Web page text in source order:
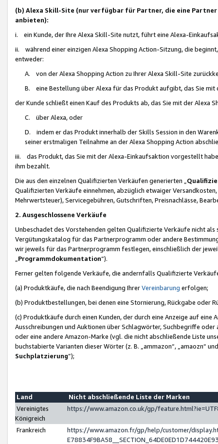
(b) Alexa Skill-Site (nur verfügbar für Partner, die eine
anbieten):
i. ein Kunde, der Ihre Alexa Skill-Site nutzt, führt eine Alexa-
ii. während einer einzigen Alexa Shopping Action-Sitzung, die
entweder:
A. von der Alexa Shopping Action zu Ihrer Alexa Skill-Site
B. eine Bestellung über Alexa für das Produkt aufgibt, das Sie mit
der Kunde schließt einen Kauf des Produkts ab, das Sie mit der Alexa
C. über Alexa, oder
D. indem er das Produkt innerhalb der Skills Session in den
seiner erstmaligen Teilnahme an der Alexa Shopping Action
iii. das Produkt, das Sie mit der Alexa-Einkaufsaktion vorgestellt
ihm bezahlt.
Die aus den einzelnen Qualifizierten Verkäufen generierten „
Qualifizierten Verkäufe einnehmen, abzüglich etwaiger
Mehrwertsteuer), Servicegebühren, Gutschriften, Preisnachlässe,
2. Ausgeschlossene Verkäufe
Unbeschadet des Vorstehenden gelten Qualifizierte Verkäufe nicht
Vergütungskatalog für das Partnerprogramm oder andere
wir jeweils für das Partnerprogramm festlegen, einschließlich der
Programmdokumentation“).
Ferner gelten folgende Verkäufe, die andernfalls Qualifizierte
(a) Produktkäufe, die nach Beendigung IhrerVereinbarung erfolgen;
(b) Produktbestellungen, bei denen eine Stornierung, Rückgabe oder
(c) Produktkäufe durch einen Kunden, der durch eine Anzeige auf
Ausschreibungen und Auktionen über Schlagwörter, Suchbegriffe
oder eine andere Amazon-Marke (vgl. die nicht abschließende Liste
buchstabierte Varianten dieser Wörter (z. B. „ammazon“, „amaozn“
Suchplatzierung”);
Land
Nicht abschließende Liste der Marken
Vereinigtes
Königreich
https://www.amazon.co.uk/gp/
Frankreich
https://www.amazon.fr/gp/help/customer/